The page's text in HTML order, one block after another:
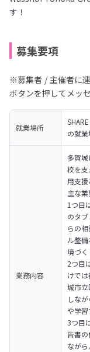
す！
募集要項
※募集者 / 主催者に
ボタンを押してメッ
就業場所
の就
業務内容
多賀
校を支
用支援
主な業
1つ目
のタ
らの
ル整
境づく
2つ目
けで
城市
しな
や学習
3つ目
告書
なが